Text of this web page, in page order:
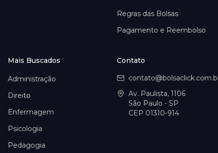
Regras das Bolsas
Pagamento e Reembolso
Mais Buscados
Administração
Direito
Enfermagem
Psicologia
Pedagogia
Contato
Av. Paulista, 1106
São Paulo - SP
CEP 01310-914